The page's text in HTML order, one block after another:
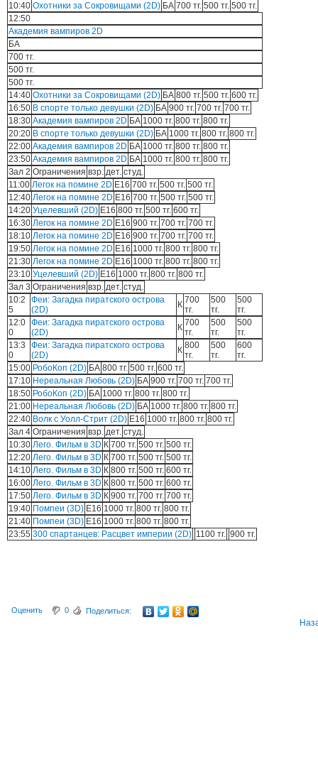
10:40 Охотники за Cокровищами (2D) БА 700 тг. 500 тг. 500 тг.
12:50
Академия вампиров 2D
БА
700 тг.
500 тг.
500 тг.
14:40 Охотники за Cокровищами (2D) БА 800 тг. 500 тг. 600 тг.
16:50 В спорте только девушки (2D) БА 900 тг. 700 тг. 700 тг.
18:30 Академия вампиров 2D БА 1000 тг. 800 тг. 800 тг.
20:20 В спорте только девушки (2D) БА 1000 тг. 800 тг. 800 тг.
22:00 Академия вампиров 2D БА 1000 тг. 800 тг. 800 тг.
23:50 Академия вампиров 2D БА 1000 тг. 800 тг. 800 тг.
Зал 2 Ограничения взр. дет. студ.
11:00 Легок на помине 2D E16 700 тг. 500 тг. 500 тг.
12:40 Легок на помине 2D E16 700 тг. 500 тг. 500 тг.
14:20 Уцелевший (2D) E16 800 тг. 500 тг. 600 тг.
16:30 Легок на помине 2D E16 900 тг. 700 тг. 700 тг.
18:10 Легок на помине 2D E16 900 тг. 700 тг. 700 тг.
19:50 Легок на помине 2D E16 1000 тг. 800 тг. 800 тг.
21:30 Легок на помине 2D E16 1000 тг. 800 тг. 800 тг.
23:10 Уцелевший (2D) E16 1000 тг. 800 тг. 800 тг.
Зал 3 Ограничения взр. дет. студ.
10:2
5
Феи: Загадка пиратского острова
(2D)
К 700
тг.
500
тг.
500
тг.
12:0
0
Феи: Загадка пиратского острова
(2D)
К 700
тг.
500
тг.
500
тг.
13:3
0
Феи: Загадка пиратского острова
(2D)
К 800
тг.
500
тг.
600
тг.
15:00 РобоКоп (2D) БА 800 тг. 500 тг. 600 тг.
17:10 Нереальная Любовь (2D) БА 900 тг. 700 тг. 700 тг.
18:50 РобоКоп (2D) БА 1000 тг. 800 тг. 800 тг.
21:00 Нереальная Любовь (2D) БА 1000 тг. 800 тг. 800 тг.
22:40 Волк с Уолл-Стрит (2D) E16 1000 тг. 800 тг. 800 тг.
Зал 4 Ограничения взр. дет. студ.
10:30 Лего. Фильм в 3D К 700 тг. 500 тг. 500 тг.
12:20 Лего. Фильм в 3D К 700 тг. 500 тг. 500 тг.
14:10 Лего. Фильм в 3D К 800 тг. 500 тг. 600 тг.
16:00 Лего. Фильм в 3D К 800 тг. 500 тг. 600 тг.
17:50 Лего. Фильм в 3D К 900 тг. 700 тг. 700 тг.
19:40 Помпеи (3D) E16 1000 тг. 800 тг. 800 тг.
21:40 Помпеи (3D) E16 1000 тг. 800 тг. 800 тг.
23:55 300 спартанцев: Расцвет империи (2D) 1100 тг. 900 тг.
Оценить 0 Поделиться: